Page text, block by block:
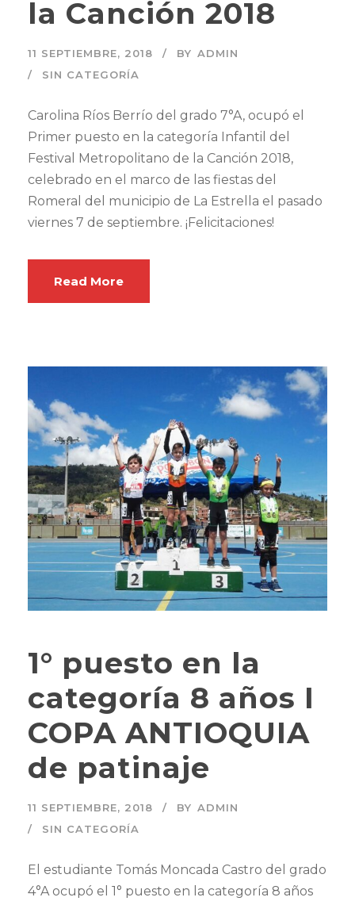
la Canción 2018
11 SEPTIEMBRE, 2018 BY ADMIN
SIN CATEGORÍA
Carolina Ríos Berrío del grado 7°A, ocupó el
Primer puesto en la categoría Infantil del
Festival Metropolitano de la Canción 2018,
celebrado en el marco de las fiestas del
Romeral del municipio de La Estrella el pasado
viernes 7 de septiembre. ¡Felicitaciones!
Read More
1° puesto en la
categoría 8 años I
COPA ANTIOQUIA
de patinaje
11 SEPTIEMBRE, 2018 BY ADMIN
SIN CATEGORÍA
El estudiante Tomás Moncada Castro del grado
4°A ocupó el 1° puesto en la categoría 8 años